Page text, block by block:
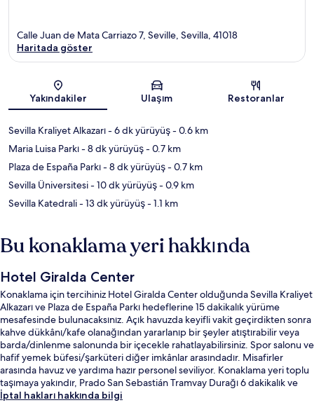
Harita
Calle Juan de Mata Carriazo 7, Seville, Sevilla, 41018
Haritada göster
Yakındakiler Ulaşım Restoranlar
Sevilla Kraliyet Alkazarı- 6 dk yürüyüş- 0.6 km
Maria Luisa Parkı- 8 dk yürüyüş- 0.7 km
Plaza de España Parkı- 8 dk yürüyüş- 0.7 km
Sevilla Üniversitesi- 10 dk yürüyüş- 0.9 km
Sevilla Katedrali- 13 dk yürüyüş- 1.1 km
Bu konaklama yeri hakkında
Hotel Giralda Center
Konaklama için tercihiniz Hotel Giralda Center olduğunda Sevilla Kraliyet
Alkazarı ve Plaza de España Parkı hedeflerine 15 dakikalık yürüme
mesafesinde bulunacaksınız. Açık havuzda keyifli vakit geçirdikten sonra
kahve dükkânı/kafe olanağından yararlanıp bir şeyler atıştırabilir veya
barda/dinlenme salonunda bir içecekle rahatlayabilirsiniz. Spor salonu ve
hafif yemek büfesi/şarküteri diğer imkânlar arasındadır. Misafirler
arasında havuz ve yardıma hazır personel seviliyor. Konaklama yeri toplu
taşımaya yakındır, Prado San Sebastián Tramvay Durağı 6 dakikalık ve
San Bernardo Tramvay Durağı 6 dakikalık yürüme mesafesindedir.
İptal hakları hakkında bilgi